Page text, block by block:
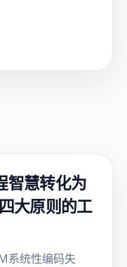
慧转化为
大原则的工
系统性编码失